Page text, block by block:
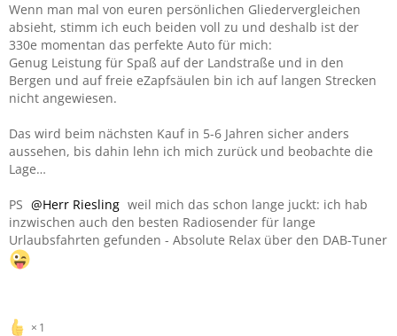
Wenn man mal von euren persönlichen Gliedervergleichen
absieht, stimm ich euch beiden voll zu und deshalb ist der
330e momentan das perfekte Auto für mich:
Genug Leistung für Spaß auf der Landstraße und in den
Bergen und auf freie eZapfsäulen bin ich auf langen Strecken
nicht angewiesen.
Das wird beim nächsten Kauf in 5-6 Jahren sicher anders
aussehen, bis dahin lehn ich mich zurück und beobachte die
Lage…
PS Herr Riesling weil mich das schon lange juckt: ich hab
inzwischen auch den besten Radiosender für lange
Urlaubsfahrten gefunden - Absolute Relax über den DAB-Tuner
1